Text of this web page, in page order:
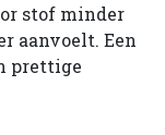
stof minder
aanvoelt. Een
prettige